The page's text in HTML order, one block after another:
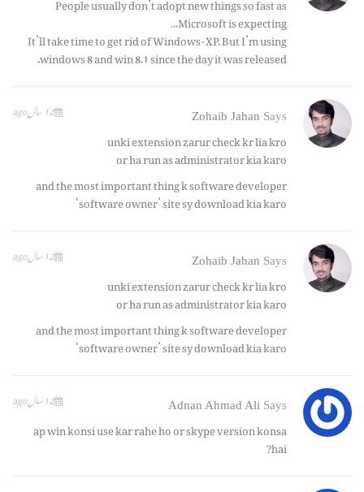
Microsoft is expecting…
It’ll take time to get rid of Windows-XP. But I’m using
windows 8 and win 8.1 since the day it was released.
Zohaib Jahan Says
unki extension zarur check kr lia kro
or ha run as administrator kia karo
and the most important thing k software developer
‘software owner’ site sy download kia karo
Zohaib Jahan Says
unki extension zarur check kr lia kro
or ha run as administrator kia karo
and the most important thing k software developer
‘software owner’ site sy download kia karo
Adnan Ahmad Ali Says
ap win konsi use kar rahe ho or skype version konsa
hai?